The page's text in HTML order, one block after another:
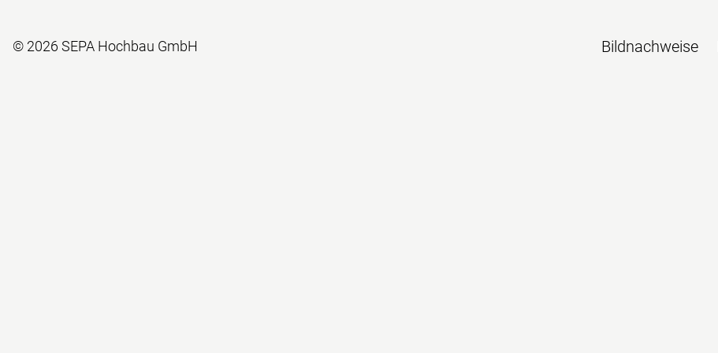
Navigation überspringen
Bildnachweise
© 2026 SEPA Hochbau GmbH